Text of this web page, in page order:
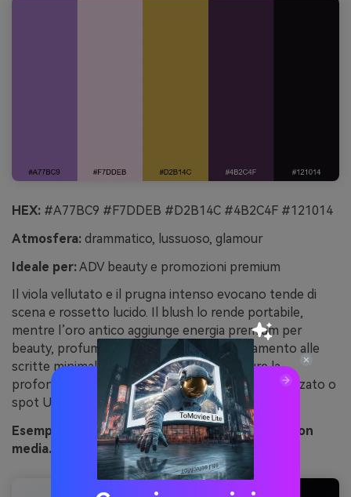
HEX: #A77BC9 #F7DDEB #D2B14C #4B2C4F #121014
Atmosfera: drammatico, lussuoso, glamour
Ideale per:ADV beauty e promozioni premium
Il viola vellutato e il prugna intenso evocano tende di
scena e rossetto lucido. Il blush lo rende portabile,
mentre l’oro antico aggiunge energia premium per
beauty, profumi e gioielli. L’oro va in abbinamento alle
scritte minimali, lasciando alle tinte più scure la
profondità delle ombre. Consiglio: usa foil metallizzato o
spot UV sull’oro per renderlo brillante in stampa.
Esempio di immagine di plum velvet generata con
media.io